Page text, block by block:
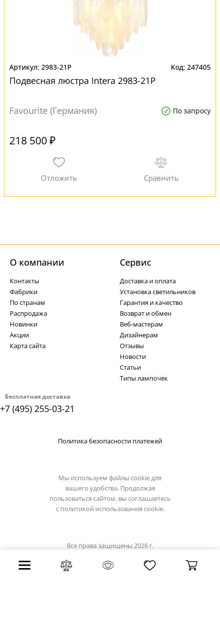
2983-21P 247405
Подвесная люстра Intera 2983-21P
Favourite (Германия) По запросу
218 500 ₽
Бесплатная доставка
+7 (495) 255-03-21
О компании
Контакты
Фабрики
По странам
Распродажа
Новинки
Акции
Карта сайта
Cервис
Доставка и оплата
Установка светильников
Гарантия и качество
Возврат и обмен
Веб-мастерам
Дизайнерам
Отзывы
Новости
Статьи
Типы лампочек
Политика безопасности платежей
Мы используем файлы cookie для
вашего удобства. Продолжая
пользоваться сайтом, вы соглашаетесь
с политикой использования cookie.
Все права защищены 2026 г.